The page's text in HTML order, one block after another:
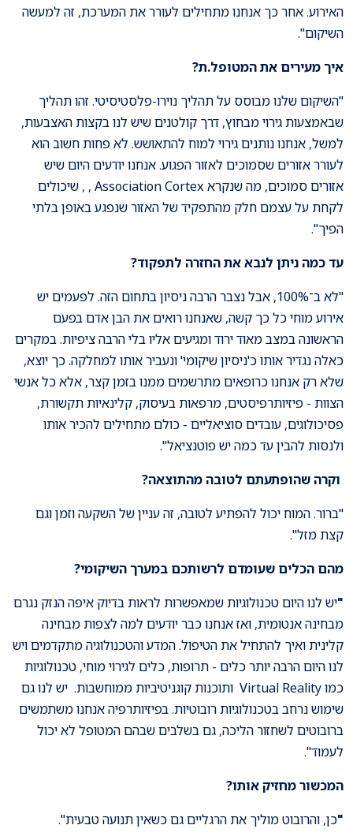
האירוע. אחר כך אנחנו מתחילים לעורר את המערכת, זה למעשה
השיקום".
איך מעירים את המטופל.ת?
"השיקום שלנו מבוסס על תהליך נוירו-פלסטיסיטי. זהו תהליך
שבאמצעות גירוי מבחוץ, דרך קולטנים שיש לנו בקצות האצבעות,
למשל, אנחנו נותנים גירוי למוח להתאושש. לא פחות חשוב הוא
לעורר אזורים שסמוכים לאזור הפגוע. אנחנו יודעים היום שיש
אזורים סמוכים, מה שנקרא Association Cortex , , שיכולים
לקחת על עצמם חלק מהתפקיד של האזור שנפגע באופן בלתי
הפיך".
עד כמה ניתן לנבא את החזרה לתפקוד?
"לא ב־100%, אבל נצבר הרבה ניסיון בתחום הזה. לפעמים יש
אירוע מוחי כל כך קשה, שאנחנו רואים את הבן אדם בפעם
הראשונה במצב מאוד ירוד ומגיעים אליו בלי הרבה ציפיות. במקרים
כאלה נגדיר אותו כ'ניסיון שיקומי' ונעביר אותו למחלקה. כך יוצא,
שלא רק אנחנו כרופאים מתרשמים ממנו בזמן קצר, אלא כל אנשי
הצוות - פיזיותרפיסטים, מרפאות בעיסוק, קלינאיות תקשורת,
פסיכולוגים, עובדים סוציאליים - כולם מתחילים להכיר אותו
ולנסות להבין עד כמה יש פוטנציאל".
וקרה שהופתעתם לטובה מהתוצאה?
"ברור. המוח יכול להפתיע לטובה, זה עניין של השקעה וזמן וגם
קצת מזל".
מהם הכלים שעומדם לרשותכם במערך השיקומי?
"יש לנו היום טכנולוגיות שמאפשרות לראות בדיוק איפה הנזק נגרם
מבחינה אנטומית, ואז אנחנו כבר יודעים למה לצפות מבחינה
קלינית ואיך להתחיל את הטיפול. המדע והטכנולוגיה מתקדמים ויש
לנו היום הרבה יותר כלים - תרופות, כלים לגירוי מוחי, טכנולוגיות
כמו Virtual Reality ותוכנות קוגניטיביות ממוחשבות. יש לנו גם
שימוש נרחב בטכנולוגיות רובוטיות. בפיזיותרפיה אנחנו משתמשים
ברובוטים לשחזור הליכה, גם בשלבים שבהם המטופל לא יכול
לעמוד".
המכשור מחזיק אותו?
"כן, והרובוט מוליך את הרגליים גם כשאין תנועה טבעית".